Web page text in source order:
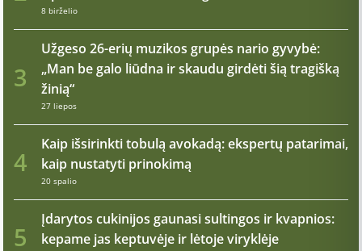
8 birželio
3
Užgeso 26-erių muzikos grupės nario gyvybė:
„Man be galo liūdna ir skaudu girdėti šią tragišką
žinią“
27 liepos
4
Kaip išsirinkti tobulą avokadą: ekspertų patarimai,
kaip nustatyti prinokimą
20 spalio
5
Įdarytos cukinijos gaunasi sultingos ir kvapnios:
kepame jas keptuvėje ir lėtoje viryklėje